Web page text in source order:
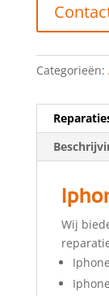
Categorieën:
Wij